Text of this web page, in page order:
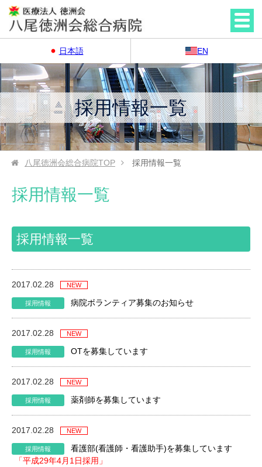
日本語 EN
採用情報一覧
八尾徳洲会総合病院TOP 採用情報一覧
採用情報一覧
採用情報一覧
2017.02.28
病院ボランティア募集のお知らせ
2017.02.28
OTを募集しています
2017.02.28
薬剤師を募集しています
2017.02.28
看護部(看護師・看護助手)を募集しています
「平成29年4月1日採用」